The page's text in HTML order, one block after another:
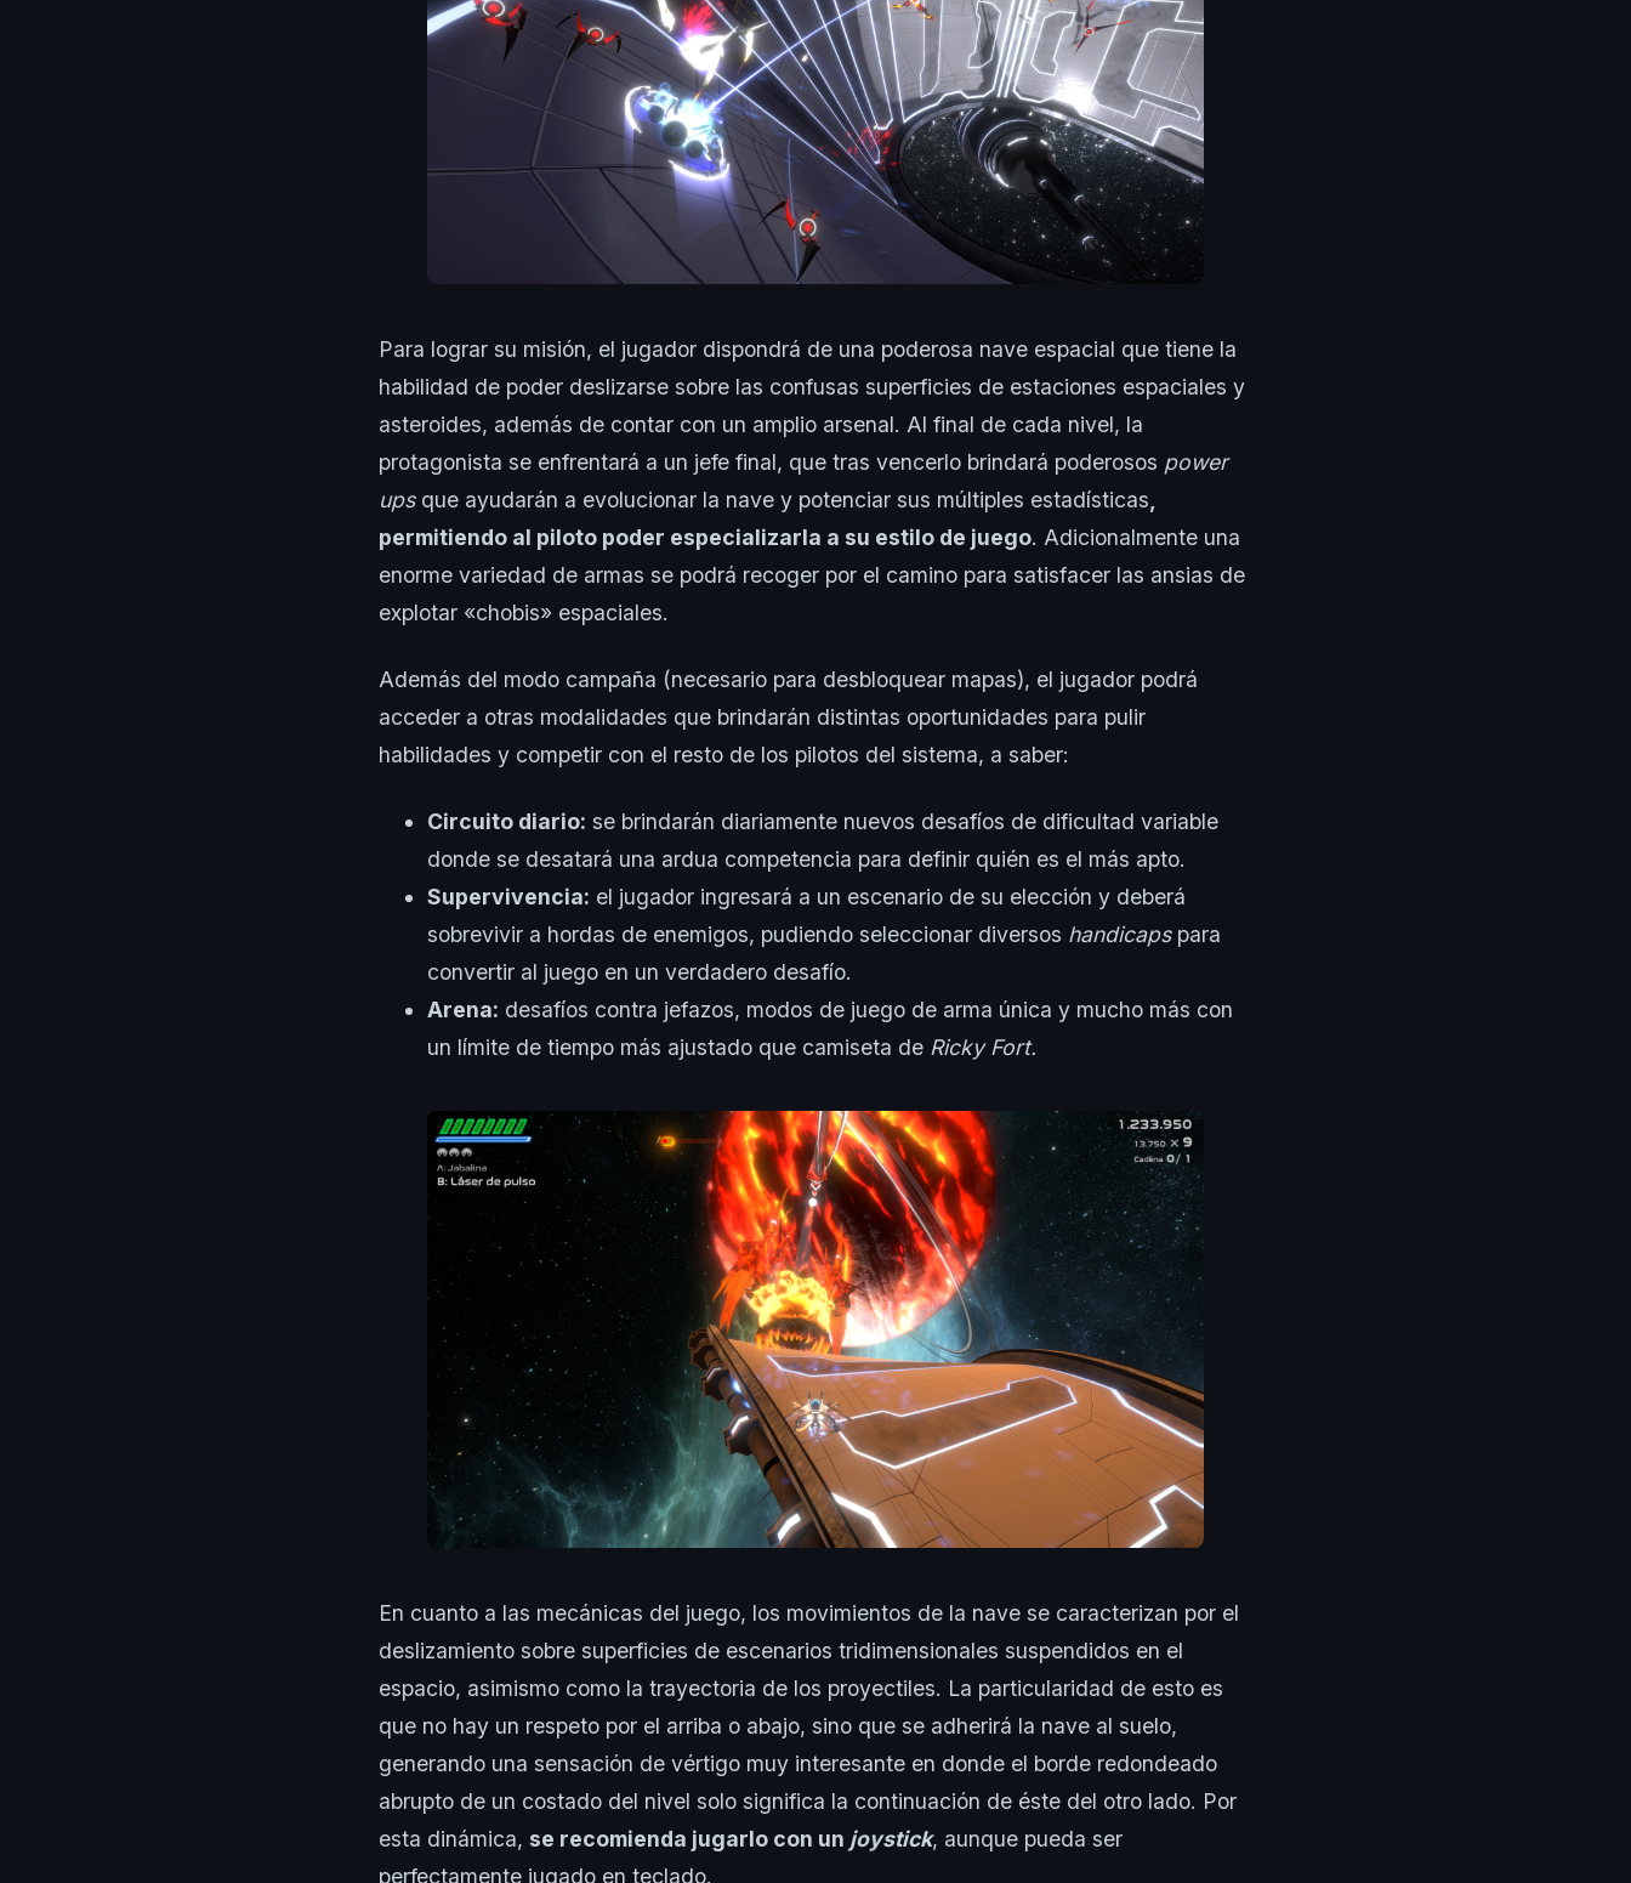
Para lograr su misión, el jugador dispondrá de una poderosa nave espacial que tiene la
habilidad de poder deslizarse sobre las confusas superficies de estaciones espaciales y
asteroides, además de contar con un amplio arsenal. Al final de cada nivel, la
protagonista se enfrentará a un jefe final, que tras vencerlo brindará poderosos power
upsque ayudarán a evolucionar la nave y potenciar sus múltiples estadísticas
permitiendo al piloto poder especializarla a su estilo de juego. Adicionalmente una
enorme variedad de armas se podrá recoger por el camino para satisfacer las ansias de
explotar «chobis» espaciales.
Además del modo campaña (necesario para desbloquear mapas), el jugador podrá
acceder a otras modalidades que brindarán distintas oportunidades para pulir
habilidades y competir con el resto de los pilotos del sistema, a saber:
Circuito diario: se brindarán diariamente nuevos desafíos de dificultad variable
donde se desatará una ardua competencia para definir quién es el más apto.
Supervivencia: el jugador ingresará a un escenario de su elección y deberá
sobrevivir a hordas de enemigos, pudiendo seleccionar diversos handicapspara
convertir al juego en un verdadero desafío.
Arena: desafíos contra jefazos, modos de juego de arma única y mucho más con
un límite de tiempo más ajustado que camiseta de Ricky Fort.
En cuanto a las mecánicas del juego, los movimientos de la nave se caracterizan por el
deslizamiento sobre superficies de escenarios tridimensionales suspendidos en el
espacio, asimismo como la trayectoria de los proyectiles. La particularidad de esto es
que no hay un respeto por el arriba o abajo, sino que se adherirá la nave al suelo,
generando una sensación de vértigo muy interesante en donde el borde redondeado
abrupto de un costado del nivel solo significa la continuación de éste del otro lado. Por
esta dinámica, se recomienda jugarlo con un joystick, aunque pueda ser
perfectamente jugado en teclado.